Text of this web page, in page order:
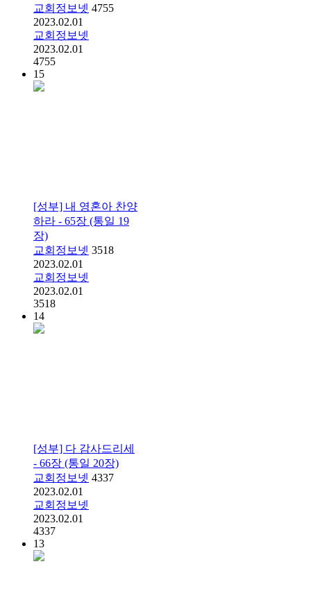
교회정보넷 4755
2023.02.01
교회정보넷
2023.02.01
4755
15
[성부] 내 영혼아 찬양
하라 - 65장 (통일 19
장)
교회정보넷 3518
2023.02.01
교회정보넷
2023.02.01
3518
14
[성부] 다 감사드리세
- 66장 (통일 20장)
교회정보넷 4337
2023.02.01
교회정보넷
2023.02.01
4337
13